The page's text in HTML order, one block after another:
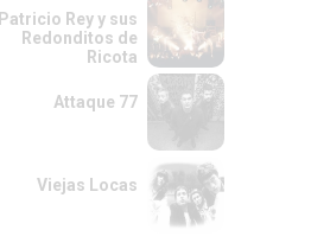
Patricio Rey y sus
Redonditos de
Ricota
Attaque 77
Viejas Locas